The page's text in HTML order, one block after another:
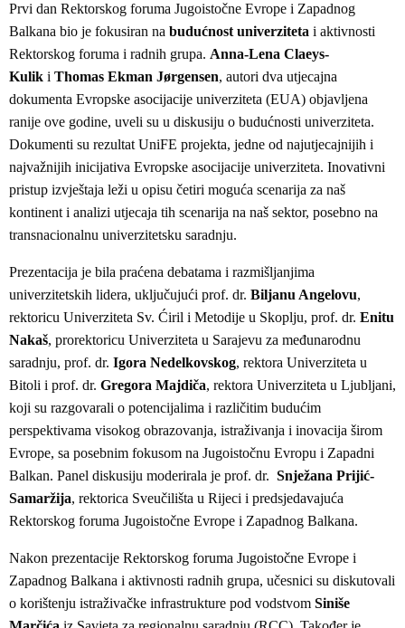
Prvi dan Rektorskog foruma Jugoistočne Evrope i Zapadnog
Balkana bio je fokusiran na budućnost univerziteta i aktivnosti
Rektorskog foruma i radnih grupa. Anna-Lena Claeys-
Kulik i Thomas Ekman Jørgensen, autori dva utjecajna
dokumenta Evropske asocijacije univerziteta (EUA) objavljena
ranije ove godine, uveli su u diskusiju o budućnosti univerziteta.
Dokumenti su rezultat UniFE projekta, jedne od najutjecajnijih i
najvažnijih inicijativa Evropske asocijacije univerziteta. Inovativni
pristup izvještaja leži u opisu četiri moguća scenarija za naš
kontinent i analizi utjecaja tih scenarija na naš sektor, posebno na
transnacionalnu univerzitetsku saradnju.
Prezentacija je bila praćena debatama i razmišljanjima
univerzitetskih lidera, uključujući prof. dr. Biljanu Angelovu,
rektoricu Univerziteta Sv. Ćiril i Metodije u Skoplju, prof. dr. Enitu
Nakaš, prorektoricu Univerziteta u Sarajevu za međunarodnu
saradnju, prof. dr. Igora Nedelkovskog, rektora Univerziteta u
Bitoli i prof. dr. Gregora Majdiča, rektora Univerziteta u Ljubljani,
koji su razgovarali o potencijalima i različitim budućim
perspektivama visokog obrazovanja, istraživanja i inovacija širom
Evrope, sa posebnim fokusom na Jugoistočnu Evropu i Zapadni
Balkan. Panel diskusiju moderirala je prof. dr. Snježana Prijić-
Samaržija, rektorica Sveučilišta u Rijeci i predsjedavajuća
Rektorskog foruma Jugoistočne Evrope i Zapadnog Balkana.
Nakon prezentacije Rektorskog foruma Jugoistočne Evrope i
Zapadnog Balkana i aktivnosti radnih grupa, učesnici su diskutovali
o korištenju istraživačke infrastrukture pod vodstvom Siniše